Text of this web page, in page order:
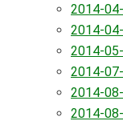
2014-
2014-
2014-
2014-
2014-
2014-